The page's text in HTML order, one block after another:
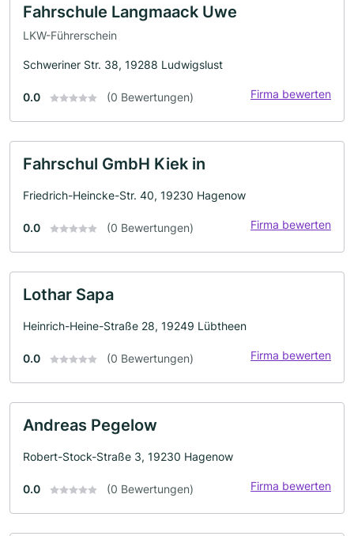
Fahrschule Langmaack Uwe
LKW-Führerschein
Schweriner Str. 38, 19288 Ludwigslust
0.0 (0 Bewertungen) Firma bewerten
Fahrschul GmbH Kiek in
Friedrich-Heincke-Str. 40, 19230 Hagenow
0.0 (0 Bewertungen) Firma bewerten
Lothar Sapa
Heinrich-Heine-Straße 28, 19249 Lübtheen
0.0 (0 Bewertungen) Firma bewerten
Andreas Pegelow
Robert-Stock-Straße 3, 19230 Hagenow
0.0 (0 Bewertungen) Firma bewerten